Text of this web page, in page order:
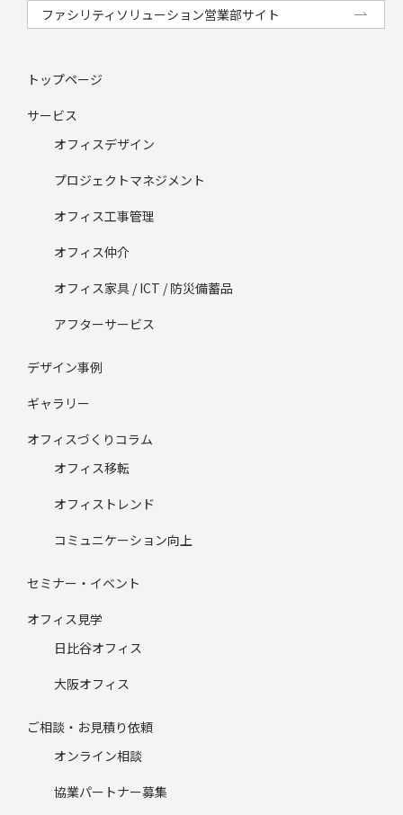
ファシリティソリューション営業部サイト
トップページ
サービス
オフィスデザイン
プロジェクトマネジメント
オフィス工事管理
オフィス仲介
オフィス家具 / ICT / 防災備蓄品
アフターサービス
デザイン事例
ギャラリー
オフィスづくりコラム
オフィス移転
オフィストレンド
コミュニケーション向上
セミナー・イベント
オフィス見学
日比谷オフィス
大阪オフィス
ご相談・お見積り依頼
オンライン相談
協業パートナー募集